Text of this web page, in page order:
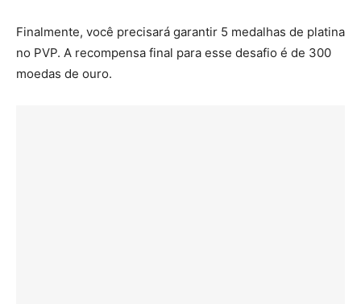
Finalmente, você precisará garantir 5 medalhas de platina
no PVP. A recompensa final para esse desafio é de 300
moedas de ouro.